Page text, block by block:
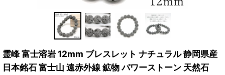
霊峰 富士溶岩 12mm ブレスレット ナチュラル 静岡県産
日本銘石 富士山 遠赤外線 鉱物 パワーストーン 天然石